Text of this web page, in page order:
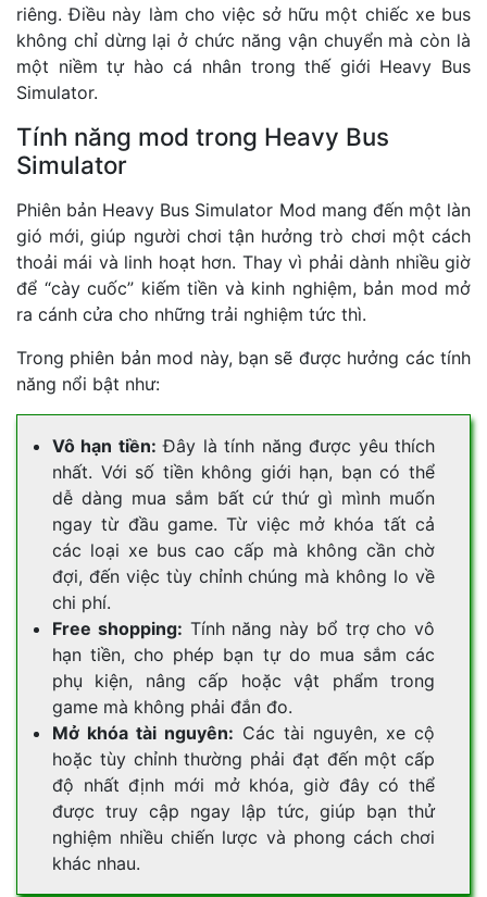
riêng. Điều này làm cho việc sở hữu một chiếc xe bus
không chỉ dừng lại ở chức năng vận chuyển mà còn là
một niềm tự hào cá nhân trong thế giới Heavy Bus
Simulator.
Tính năng mod trong Heavy Bus
Simulator
Phiên bản Heavy Bus Simulator Mod mang đến một làn
gió mới, giúp người chơi tận hưởng trò chơi một cách
thoải mái và linh hoạt hơn. Thay vì phải dành nhiều giờ
để “cày cuốc” kiếm tiền và kinh nghiệm, bản mod mở
ra cánh cửa cho những trải nghiệm tức thì.
Trong phiên bản mod này, bạn sẽ được hưởng các tính
năng nổi bật như:
Vô hạn tiền: Đây là tính năng được yêu thích
nhất. Với số tiền không giới hạn, bạn có thể
dễ dàng mua sắm bất cứ thứ gì mình muốn
ngay từ đầu game. Từ việc mở khóa tất cả
các loại xe bus cao cấp mà không cần chờ
đợi, đến việc tùy chỉnh chúng mà không lo về
chi phí.
Free shopping: Tính năng này bổ trợ cho vô
hạn tiền, cho phép bạn tự do mua sắm các
phụ kiện, nâng cấp hoặc vật phẩm trong
game mà không phải đắn đo.
Mở khóa tài nguyên: Các tài nguyên, xe cộ
hoặc tùy chỉnh thường phải đạt đến một cấp
độ nhất định mới mở khóa, giờ đây có thể
được truy cập ngay lập tức, giúp bạn thử
nghiệm nhiều chiến lược và phong cách chơi
khác nhau.